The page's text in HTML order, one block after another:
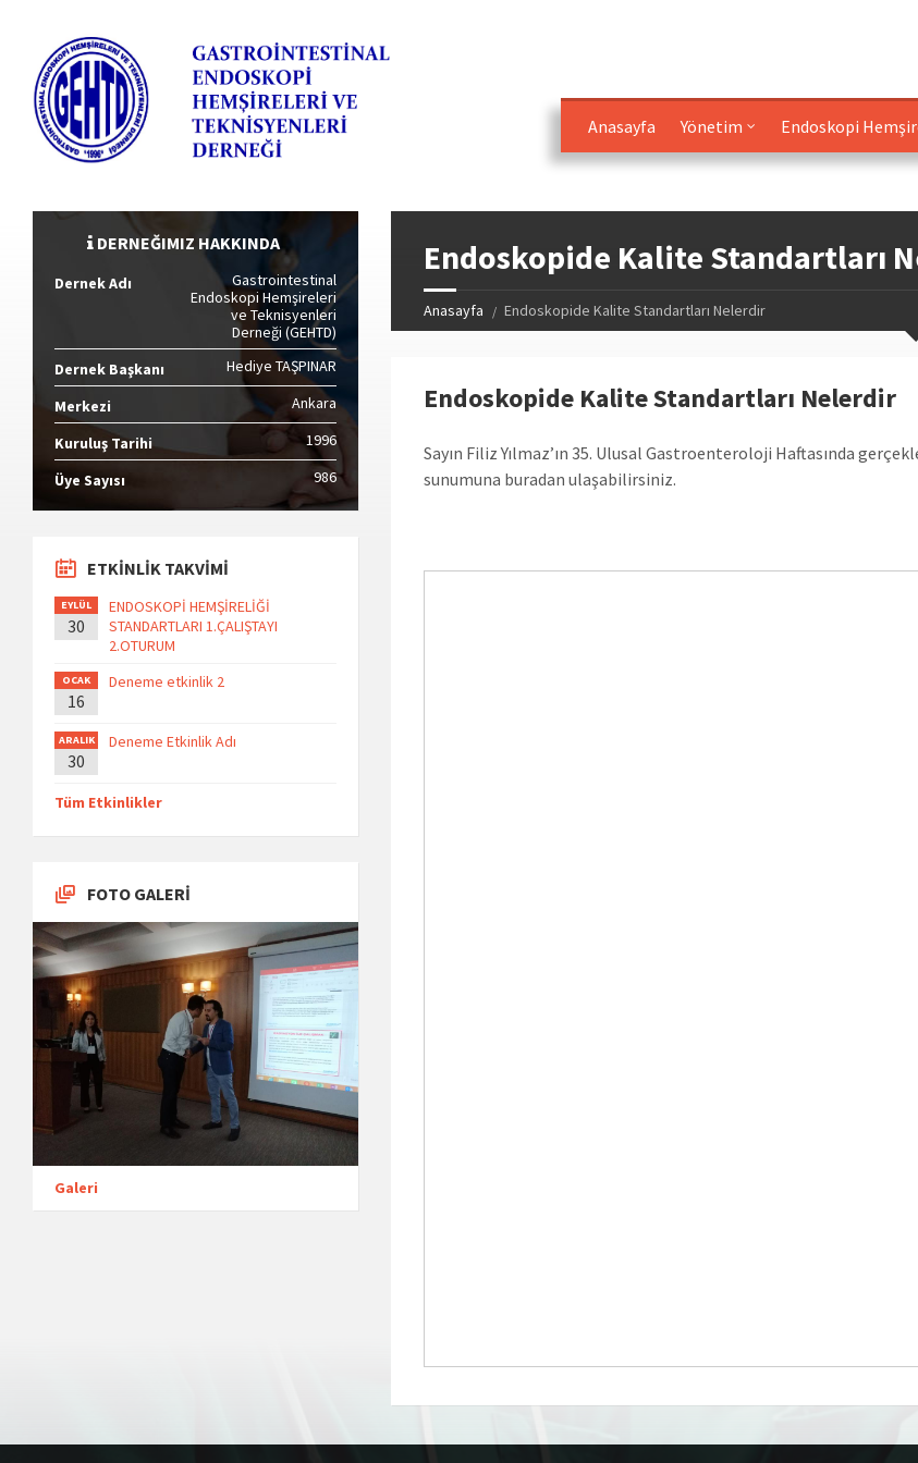
Anasayfa Yönetim Endoskopi
Endoskopide Kalite Standartları
Anasayfa Endoskopide Kalite Standartları Nelerdir
Endoskopide Kalite Standartları Nelerdir
Sayın Filiz Yılmaz’ın 35. Ulusal Gastroenteroloji Haftasında
sunumuna buradan ulaşabilirsiniz.
DERNEĞIMIZ HAKKINDA
Dernek Adı
Gastrointestinal
Endoskopi Hemşireleri
ve Teknisyenleri
Derneği (GEHTD)
Dernek Başkanı
Hediye TAŞPINAR
Merkezi Ankara
Kuruluş Tarihi 1996
Üye Sayısı 986
ETKİNLİK TAKVİMİ
EYLÜL
30
ENDOSKOPİ HEMŞİRELİĞİ
STANDARTLARI 1.ÇALIŞTAYI
2.OTURUM
OCAK
16
Deneme etkinlik 2
ARALIK
30
Deneme Etkinlik Adı
Tüm Etkinlikler
FOTO GALERİ
Galeri